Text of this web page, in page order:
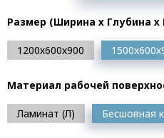
Размер (Ширина х Глубина
1200х600х900
Материал рабочей
Ламинат (Л) Бесшовная